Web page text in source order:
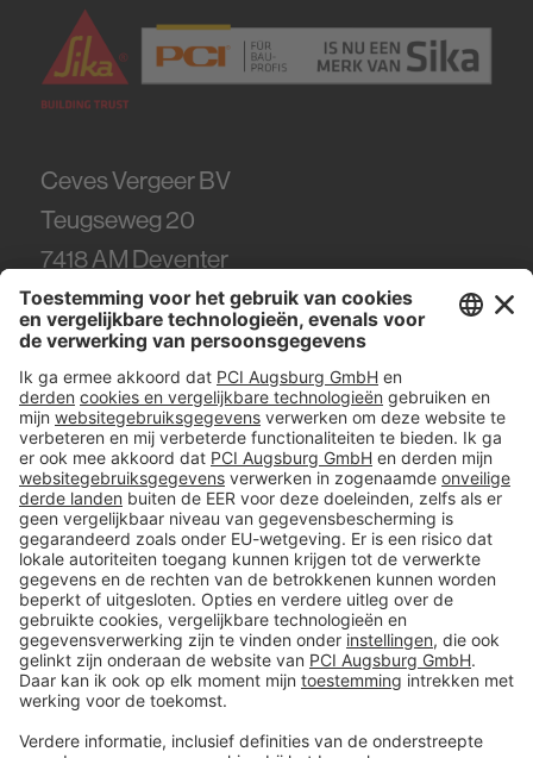
Ceves Vergeer BV
Teugseweg 20
7418AM Deventer
Tel. 0570 - 50 38 30
#PCI
Colofon